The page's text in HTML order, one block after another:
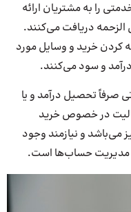
را به مشتریان ارائه
الزحمه دریافت می‌کنند.
کردن خرید و وسایل مورد
و سود می‌کنند.
صرفاً تحصیل درآمد و یا
در خصوص خرید
می‌باشد و نیازمند وجود
مدیریت حساب‌ها است.